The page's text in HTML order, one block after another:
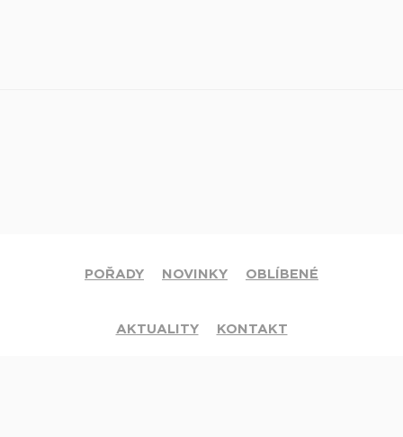
POŘADY NOVINKY OBLÍBENÉ
AKTUALITY KONTAKT